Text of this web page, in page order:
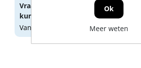
Vraag een
aan oflog in
kunnen zien.
Vandaag besteld, morgen geleverd
Ok
Meer weten